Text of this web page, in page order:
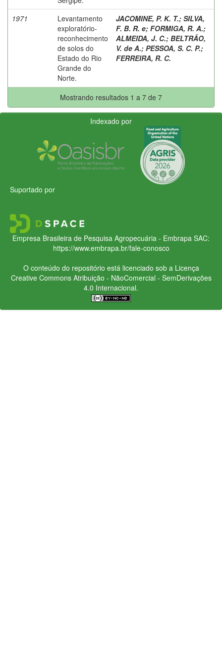
1971
Levantamento
exploratório-
reconhecimento
de solos do
Estado do Rio
Grande do
Norte.
JACOMINE, P. K. T.; SILVA,
F. B. R. e; FORMIGA, R. A.;
ALMEIDA, J. C.; BELTRÃO,
V. de A.; PESSOA, S. C. P.;
FERREIRA, R. C.
Mostrando resultados 1 a 7 de 7
Indexado por
Suportado por
Empresa Brasileira de Pesquisa Agropecuária - Embrapa SAC:
https://www.embrapa.br/fale-conosco
O conteúdo do repositório está licenciado sob a Licença
Creative CommonsAtribuição - NãoComercial - SemDerivações
4.0 Internacional.